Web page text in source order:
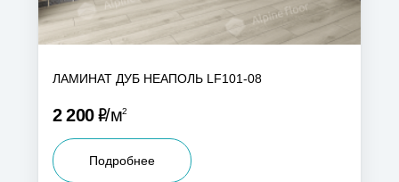
ЛАМИНАТ ДУБ НЕАПОЛЬ LF101-08
2 200Р м2
Подробнее